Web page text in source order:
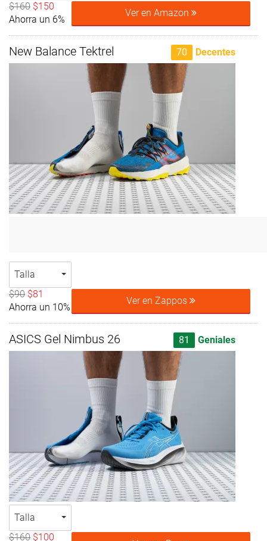
$160 $150
Ahorra un 6%
Ver en Amazon
New Balance Tektrel 70 Decentes
Talla
$90 $81
Ahorra un 10%
Ver en Zappos
ASICS Gel Nimbus 26 81 Geniales
Talla
$160 $100